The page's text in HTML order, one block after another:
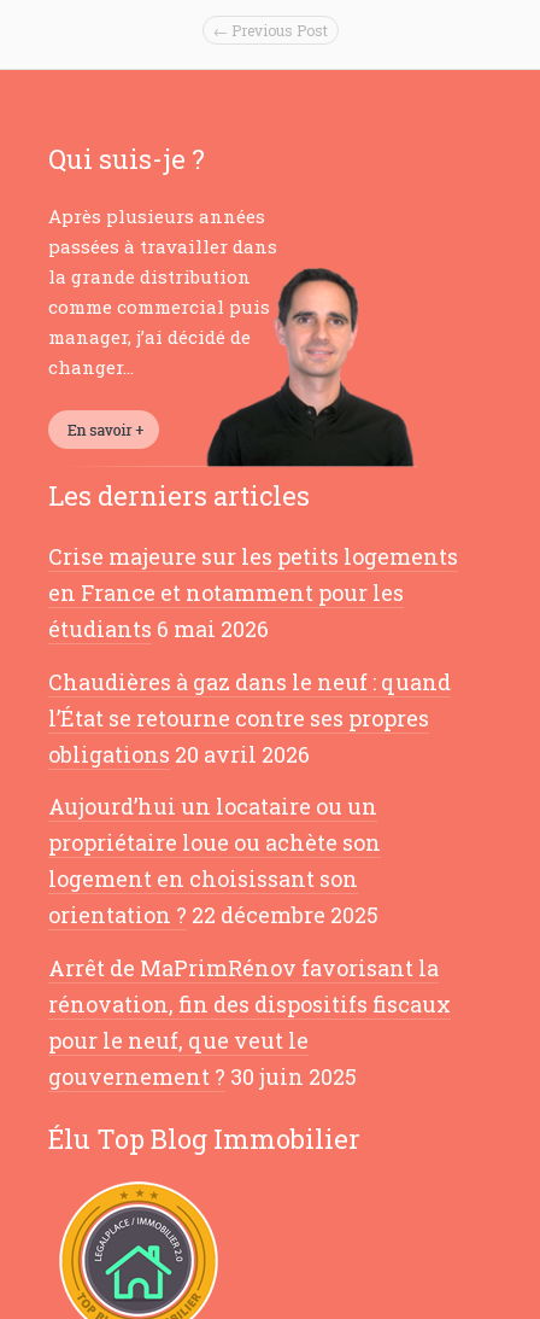
← Previous Post
Qui suis-je ?
Après plusieurs années
passées à travailler dans
la grande distribution
comme commercial puis
manager, j’ai décidé de
changer…
Les derniers articles
Crise majeure sur les petits logements
en France et notamment pour les
étudiants 6 mai 2026
Chaudières à gaz dans le neuf : quand
l’État se retourne contre ses propres
obligations 20 avril 2026
Aujourd’hui un locataire ou un
propriétaire loue ou achète son
logement en choisissant son
orientation ? 22 décembre 2025
Arrêt de MaPrimRénov favorisant la
rénovation, fin des dispositifs fiscaux
pour le neuf, que veut le
gouvernement ? 30 juin 2025
Élu Top Blog Immobilier
Salut c'est nous...
les Cookies !
Blog Immobilier Toulouse
cookies afin de mesurer l’audience de son
site internet.